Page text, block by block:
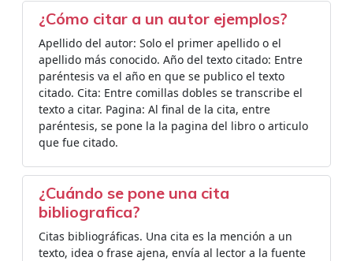
¿Cómo citar a un autor ejemplos?
Apellido del autor: Solo el primer apellido o el
apellido más conocido. Año del texto citado: Entre
paréntesis va el año en que se publico el texto
citado. Cita: Entre comillas dobles se transcribe el
texto a citar. Pagina: Al final de la cita, entre
paréntesis, se pone la la pagina del libro o articulo
que fue citado.
¿Cuándo se pone una cita
bibliografica?
Citas bibliográficas. Una cita es la mención a un
texto, idea o frase ajena, envía al lector a la fuente